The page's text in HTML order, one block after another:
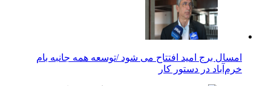
امسال برج امید افتتاح می شود /توسعه همه جانبه بام
خرم‌آباد در دستور کار